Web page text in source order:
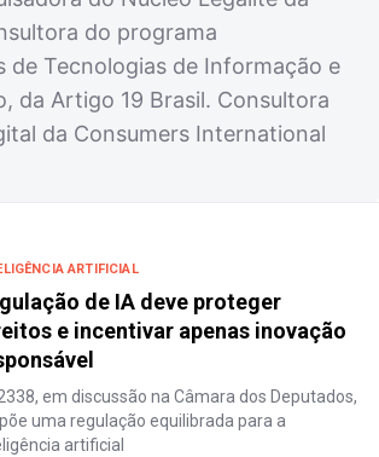
do programa
de Tecnologias de Informação e
da Artigo 19 Brasil. Consultora
da Consumers International
ARTIFICIAL
de IA deve proteger
e incentivar apenas inovação
em discussão na Câmara dos Deputados,
uma regulação equilibrada para a
artificial